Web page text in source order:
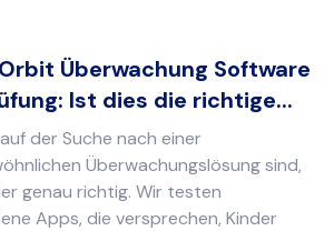
Überwachung Software
Ist dies die richtige...
der Suche nach einer
Überwachungslösung sind,
genau richtig. Wir testen
Apps, die versprechen, Kinder